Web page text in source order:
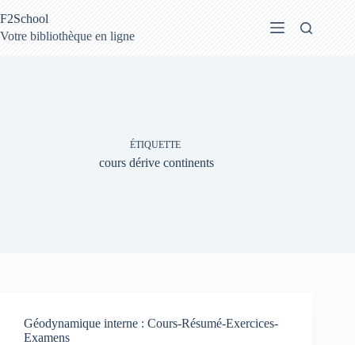
au
contenu
F2School
Votre bibliothèque en ligne
ÉTIQUETTE
cours dérive continents
Géodynamique interne : Cours-Résumé-Exercices-
Examens